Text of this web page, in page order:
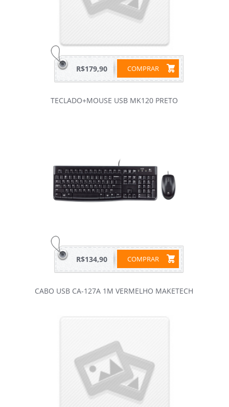
COMPRAR
R$179,90
TECLADO+MOUSE USB MK120 PRETO
COMPRAR
R$134,90
CABO USB CA-127A 1M VERMELHO MAKETECH